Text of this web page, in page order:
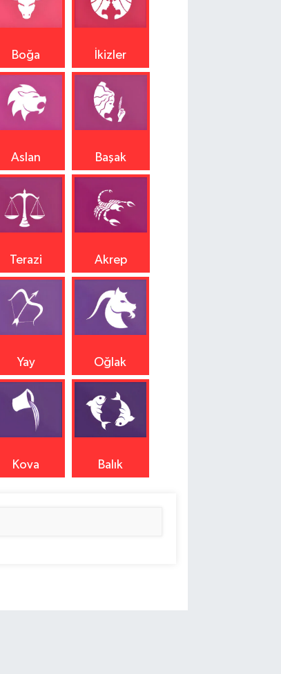
Boğa İkizler
Aslan Başak
Terazi Akrep
Yay Oğlak
Kova Balık